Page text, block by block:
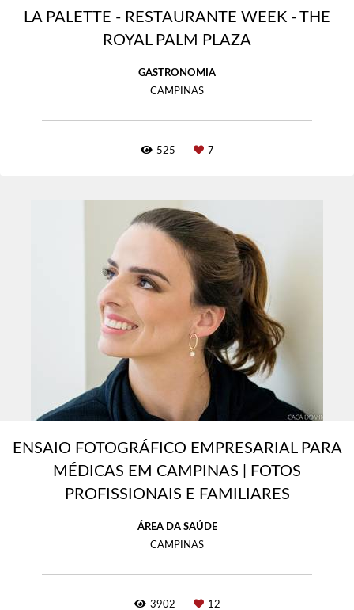
LA PALETTE - RESTAURANTE WEEK - THE
ROYAL PALM PLAZA
GASTRONOMIA
CAMPINAS
525 7
ENSAIO FOTOGRÁFICO EMPRESARIAL PARA
MÉDICAS EM CAMPINAS | FOTOS
PROFISSIONAIS E FAMILIARES
ÁREA DA SAÚDE
CAMPINAS
3902 12